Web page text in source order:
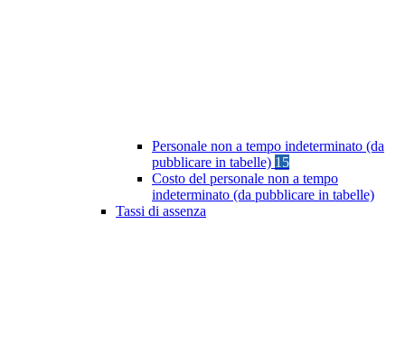
Personale non a tempo indeterminato (da
pubblicare in tabelle) 15
Costo del personale non a tempo
indeterminato (da pubblicare in tabelle)
Tassi di assenza